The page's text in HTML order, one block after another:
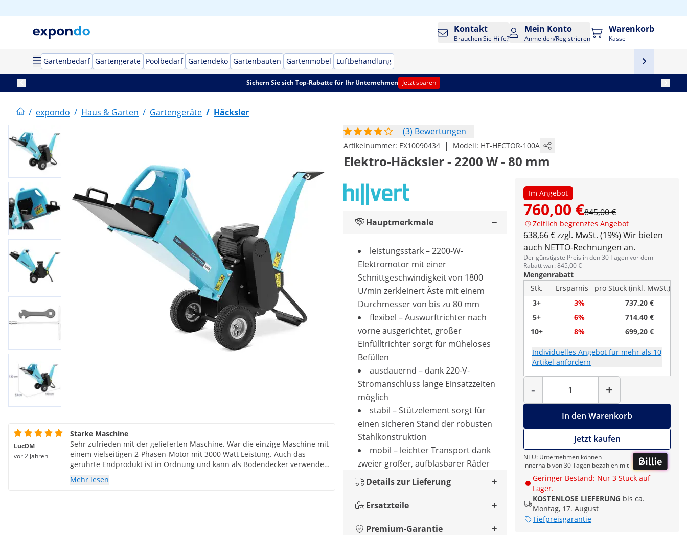
Kontakt
Brauchen Sie Hilfe?
Mein Konto
Anmelden/Registrieren
Warenkorb
Kasse
Gartenbedarf Gartengeräte Poolbedarf Gartendeko Gartenbauten Gartenmöbel Luftbehandlung
Sichern Sie sich Top-Rabatte für Ihr Unternehmen Jetzt sparen
/ expondo / Haus & Garten / Gartengeräte / Häcksler
(3) Bewertungen
Artikelnummer: EX10090434 | Modell: HT-HECTOR-100A
Elektro-Häcksler - 2200 W - 80 mm
Im Angebot
760,00 €845,00 €
Zeitlich begrenztes Angebot
638,66 € zzgl. MwSt. (19%) Wir bieten
auch NETTO-Rechnungen an.
Der günstigste Preis in den 30 Tagen vor dem
Rabatt war: 845,00 €
Mengenrabatt
Stk.
Ersparnis
pro Stück (inkl. MwSt.)
3+
3%
737,20 €
5+
6%
714,40 €
10+
8% 699,20 €
Individuelles Angebot für mehr als 10
Artikel anfordern
-
Menge
+
In den Warenkorb
Jetzt kaufen
NEU: Unternehmen können
innerhalb von 30 Tagen bezahlen mit
Geringer Bestand: Nur 3 Stück auf
Lager.
KOSTENLOSE LIEFERUNG bis ca.
Montag, 17. August
Tiefpreisgarantie
Hauptmerkmale
leistungsstark – 2200-W-
Elektromotor mit einer
Schnittgeschwindigkeit von 1800
U/min zerkleinert Äste mit einem
Durchmesser von bis zu 80 mm
flexibel – Auswurftrichter nach
vorne ausgerichtet, großer
Einfülltrichter sorgt für müheloses
Befüllen
ausdauernd – dank 220-V-
Stromanschluss lange Einsatzzeiten
möglich
stabil – Stützelement sorgt für
einen sicheren Stand der robusten
Stahlkonstruktion
mobil – leichter Transport dank
zweier großer, aufblasbarer Räder
Details zur Lieferung
Ersatzteile
Premium-Garantie
LucDM
vor 2 Jahren
Starke Maschine
Sehr zufrieden mit der gelieferten Maschine. War die einzige Maschine mit
einem vielseitigen 2-Phasen-Motor mit 3000 Watt Leistung. Auch das
gerührte Endprodukt ist in Ordnung und kann als Bodendecker verwendet
werden
Mehr lesen